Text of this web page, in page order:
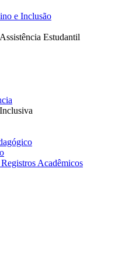
e Inclusão
Estudantil
Acadêmicos